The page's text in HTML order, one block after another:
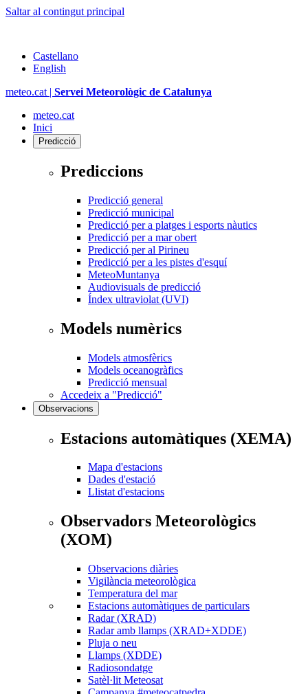
Saltar al contingut principal
Castellano
English
meteo.cat | Servei Meteorològic de Catalunya
meteo.cat
Inici
Predicció
Prediccions
Predicció general
Predicció municipal
Predicció per a platges i esports nàutics
Predicció per a mar obert
Predicció per al Pirineu
Predicció per a les pistes d'esquí
MeteoMuntanya
Audiovisuals de predicció
Índex ultraviolat (UVI)
Models numèrics
Models atmosfèrics
Models oceanogràfics
Predicció mensual
Accedeix a "Predicció"
Observacions
Estacions automàtiques (XEMA)
Mapa d'estacions
Dades d'estació
Llistat d'estacions
Observadors Meteorològics
(XOM)
Observacions diàries
Vigilància meteorològica
Temperatura del mar
Estacions automàtiques de particulars
Radar (XRAD)
Radar amb llamps (XRAD+XDDE)
Pluja o neu
Llamps (XDDE)
Radiosondatge
Satèl·lit Meteosat